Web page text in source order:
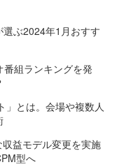
ぶ2024年1月おすす
組ランキングを発
」とは。会場や複数人
益モデル変更を実施
型へ